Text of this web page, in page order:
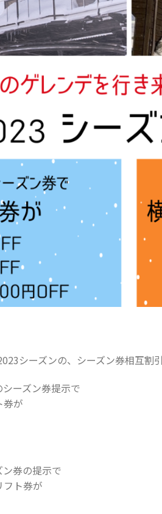
シーズンの、シーズン券相互割
ーズン券提示で
券が
券の提示で
フト券が